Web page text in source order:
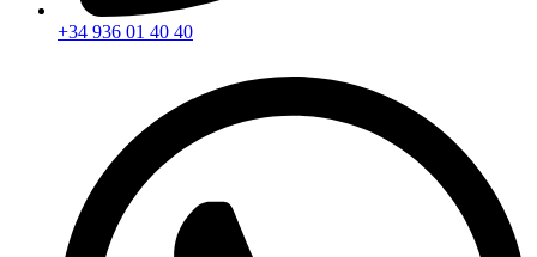
+34 936 01 40 40